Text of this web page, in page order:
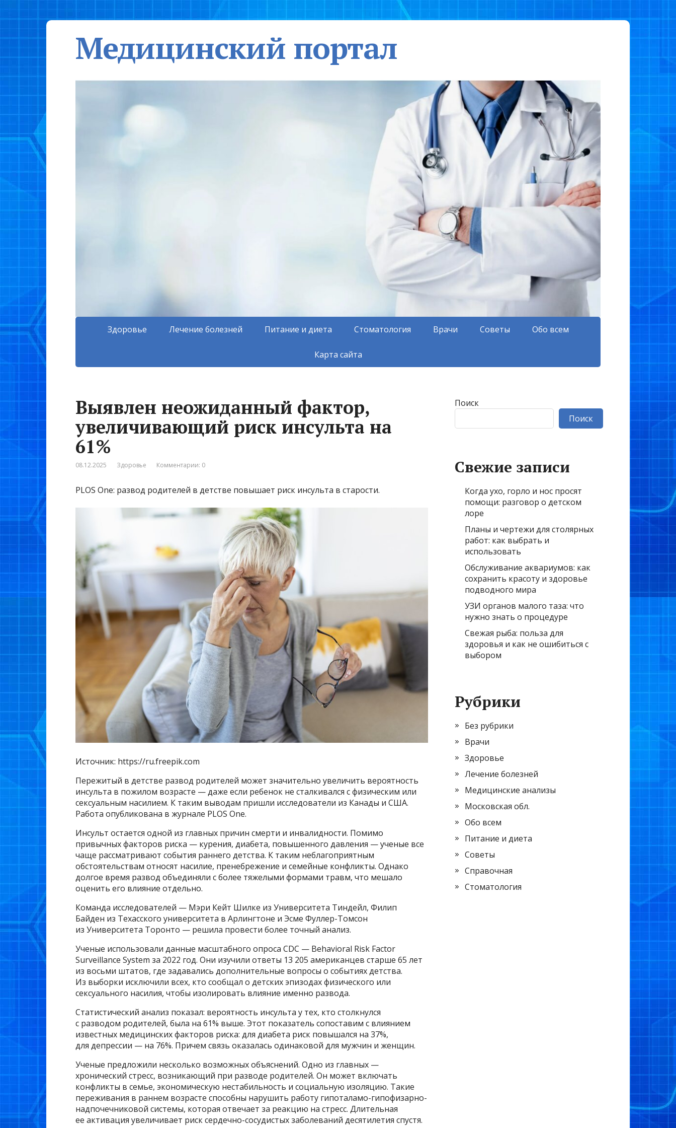
Медицинский портал
Здоровье Лечение болезней Питание и диета Стоматология Врачи Советы Обо всем
Карта сайта
Выявлен неожиданный фактор,
увеличивающий риск инсульта на
61%
08.12.2025 Здоровье Комментарии: 0
PLOS One: развод родителей в детстве повышает риск инсульта в старости.
Источник: https://ru.freepik.com
Пережитый в детстве развод родителей может значительно увеличить вероятность
инсульта в пожилом возрасте — даже если ребенок не сталкивался с физическим или
сексуальным насилием. К таким выводам пришли исследователи из Канады и США.
Работа опубликована в журнале PLOS One.
Инсульт остается одной из главных причин смерти и инвалидности. Помимо
привычных факторов риска — курения, диабета, повышенного давления — ученые все
чаще рассматривают события раннего детства. К таким неблагоприятным
обстоятельствам относят насилие, пренебрежение и семейные конфликты. Однако
долгое время развод объединяли с более тяжелыми формами травм, что мешало
оценить его влияние отдельно.
Команда исследователей — Мэри Кейт Шилке из Университета Тиндейл, Филип
Байден из Техасского университета в Арлингтоне и Эсме Фуллер-Томсон
из Университета Торонто — решила провести более точный анализ.
Ученые использовали данные масштабного опроса CDC — Behavioral Risk Factor
Surveillance System за 2022 год. Они изучили ответы 13 205 американцев старше 65 лет
из восьми штатов, где задавались дополнительные вопросы о событиях детства.
Из выборки исключили всех, кто сообщал о детских эпизодах физического или
сексуального насилия, чтобы изолировать влияние именно развода.
Статистический анализ показал: вероятность инсульта у тех, кто столкнулся
с разводом родителей, была на 61% выше. Этот показатель сопоставим с влиянием
известных медицинских факторов риска: для диабета риск повышался на 37%,
для депрессии — на 76%. Причем связь оказалась одинаковой для мужчин и женщин.
Ученые предложили несколько возможных объяснений. Одно из главных —
хронический стресс, возникающий при разводе родителей. Он может включать
конфликты в семье, экономическую нестабильность и социальную изоляцию. Такие
переживания в раннем возрасте способны нарушить работу гипоталамо-гипофизарно-
надпочечниковой системы, которая отвечает за реакцию на стресс. Длительная
ее активация увеличивает риск сердечно-сосудистых заболеваний десятилетия спустя.
Поиск
Поиск
Свежие записи
Когда ухо, горло и нос просят
помощи: разговор о детском
лоре
Планы и чертежи для столярных
работ: как выбрать и
использовать
Обслуживание аквариумов: как
сохранить красоту и здоровье
подводного мира
УЗИ органов малого таза: что
нужно знать о процедуре
Свежая рыба: польза для
здоровья и как не ошибиться с
выбором
Рубрики
Без рубрики
Врачи
Здоровье
Лечение болезней
Медицинские анализы
Московская обл.
Обо всем
Питание и диета
Советы
Справочная
Стоматология